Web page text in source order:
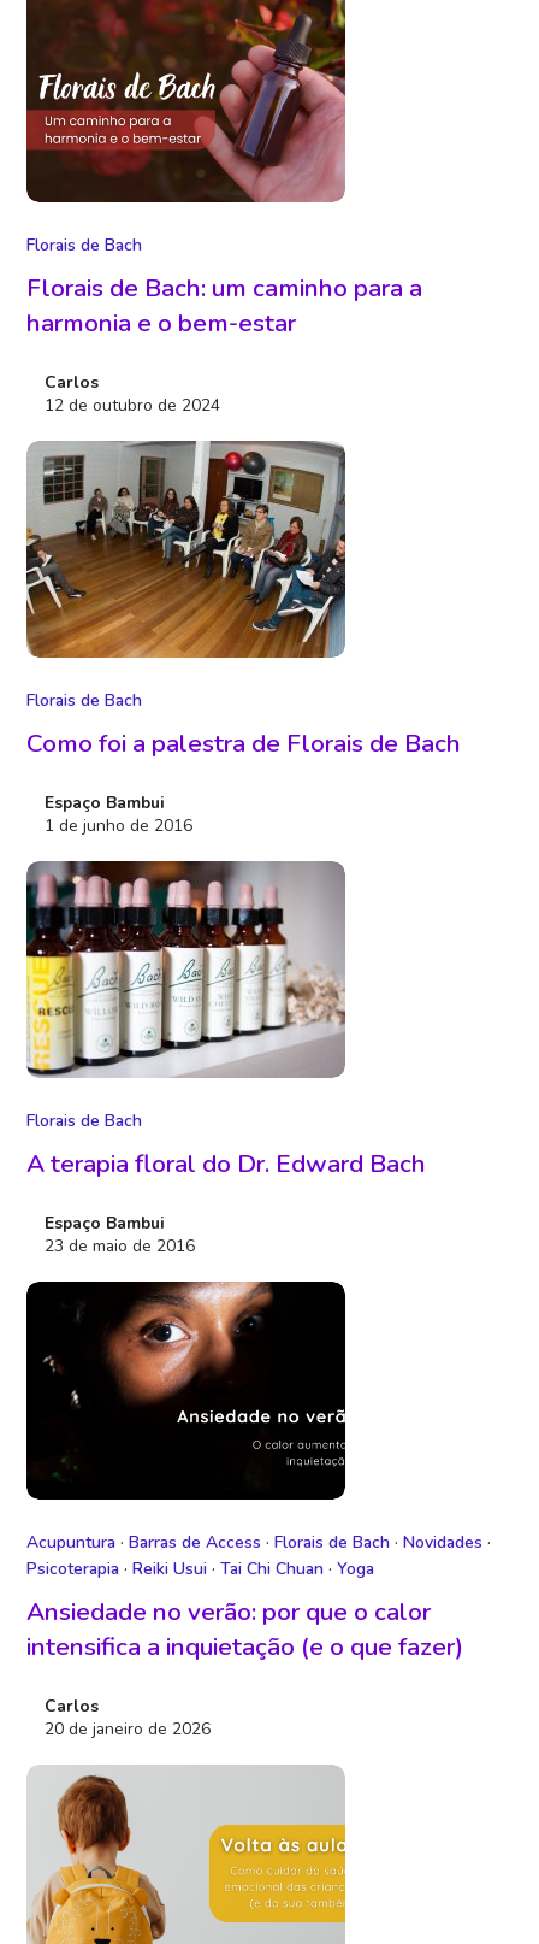
Florais de Bach
Florais de Bach: um caminho para a
harmonia e o bem-estar
Carlos
12 de outubro de 2024
Florais de Bach
Como foi a palestra de Florais de Bach
Espaço Bambui
1 de junho de 2016
Florais de Bach
A terapia floral do Dr. Edward Bach
Espaço Bambui
23 de maio de 2016
Acupuntura ·Barras de Access ·Florais de Bach ·Novidades ·
Psicoterapia ·Reiki Usui ·Tai Chi Chuan ·Yoga
Ansiedade no verão: por que o calor
intensifica a inquietação (e o que fazer)
Carlos
20 de janeiro de 2026